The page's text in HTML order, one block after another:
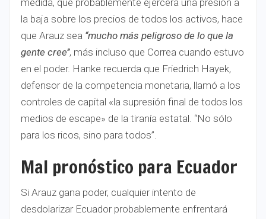
medida, que probablemente ejercerá una presión a
la baja sobre los precios de todos los activos, hace
que Arauz sea ‘‘mucho más peligroso de lo que la
gente cree’’, más incluso que Correa cuando estuvo
en el poder. Hanke recuerda que Friedrich Hayek,
defensor de la competencia monetaria, llamó a los
controles de capital «la supresión final de todos los
medios de escape» de la tiranía estatal. ‘‘No sólo
para los ricos, sino para todos’’.
Mal pronóstico para Ecuador
Si Arauz gana poder, cualquier intento de
desdolarizar Ecuador probablemente enfrentará